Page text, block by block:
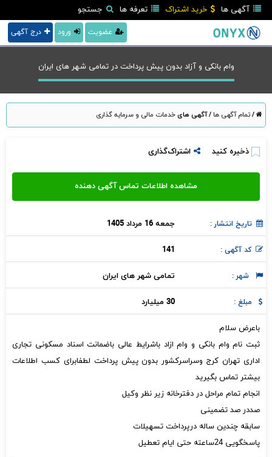
آگهی ها خرید اشتراک تعرفه ها جستجو
درج آگهی ورود عضویت
وام بانکی و آزاد بدون پیش پرداخت در تمامی شهر های ایران
/تمام آگهی ها /آگهی هایخدمات مالی و سرمایه گذاری
ذخیره کنید اشتراک‌گذاری
تاریخ انتشار : جمعه 16 مرداد 1405
کد آگهی : 141
شهر : تمامی شهر های ایران
مبلغ : 30 میلیارد
باعرض سلام
ثبت نام وام بانکی و وام ازاد باشرایط عالی باضمانت اسناد مسکونی تجاری
اداری تهران کرج وسراسرکشور بدون پیش پرداخت لطفابرای کسب اطلاعات
بیشتر تماس بگیرید
انجام تمام مراحل در دفترخانه زیر نظر وکیل
صددر صد تضمینی
سابقه چندین ساله درپرداخت تسهیلات
پاسخگویی 24ساعته حتی ایام تعطیل